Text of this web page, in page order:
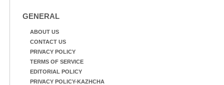
GENERAL
ABOUT US
CONTACT US
PRIVACY POLICY
TERMS OF SERVICE
EDITORIAL POLICY
PRIVACY POLICY-KAZHCHA